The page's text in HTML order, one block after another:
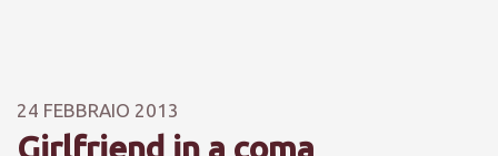
24 FEBBRAIO 2013
Girlfriend in a coma